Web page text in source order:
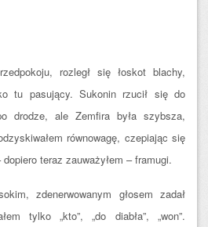
rozległ się łoskot blachy,
tu pasujący. Sukonin rzucił się do
drodze, ale Zemfira była szybsza,
równowagę, czepiając się
teraz zauważyłem – framugi.
zdenerwowanym głosem zadał
tylko „kto”, „do diabła”, „won”.